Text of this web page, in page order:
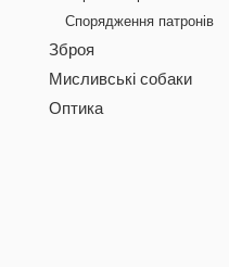
Спорядження патронів
Зброя
Мисливські собаки
Оптика